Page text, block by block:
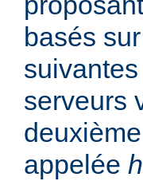
basés
serveurs
appelée